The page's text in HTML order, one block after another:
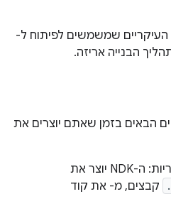
שמשמשים לפיתוח ל-
הבאים בזמן שאתם יוצרים את
ספריות משותפות מקוריות: ה-NDK יוצר את
קבצים, מ- את קוד